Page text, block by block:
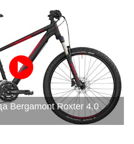
Bergamont Roxter 4.0